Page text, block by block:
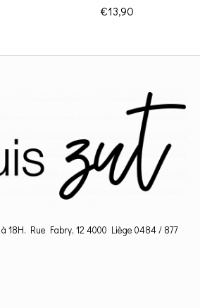
€13,90
18H. Rue Fabry, 12 4000 Liège 0484 / 877